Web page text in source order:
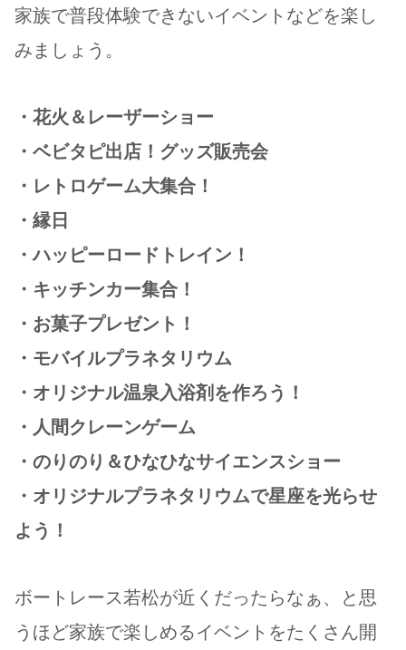
家族で普段体験できないイベントなどを楽し
みましょう。
・花火＆レーザーショー
・ベビタピ出店！グッズ販売会
・レトロゲーム大集合！
・縁日
・ハッピーロードトレイン！
・キッチンカー集合！
・お菓子プレゼント！
・モバイルプラネタリウム
・オリジナル温泉入浴剤を作ろう！
・人間クレーンゲーム
・のりのり＆ひなひなサイエンスショー
・オリジナルプラネタリウムで星座を光らせ
よう！
ボートレース若松が近くだったらなぁ、と思
うほど家族で楽しめるイベントをたくさん開